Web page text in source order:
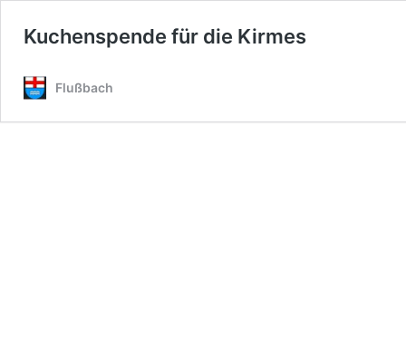
Kuchenspende für die Kirmes
Flußbach